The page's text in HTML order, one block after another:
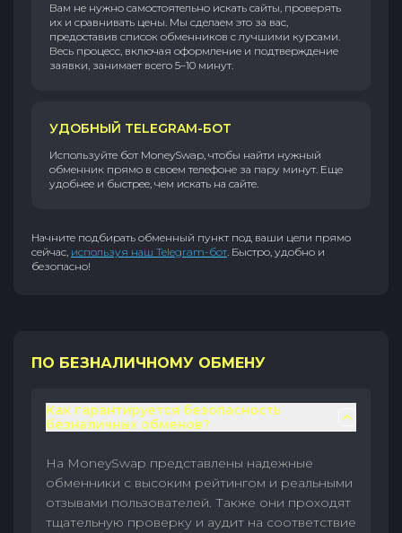
Вам не нужно самостоятельно искать сайты, проверять
их и сравнивать цены. Мы сделаем это за вас,
предоставив список обменников с лучшими курсами.
Весь процесс, включая оформление и подтверждение
заявки, занимает всего 5–10 минут.
УДОБНЫЙ TELEGRAM-БОТ
Используйте бот MoneySwap, чтобы найти нужный
обменник прямо в своем телефоне за пару минут. Еще
удобнее и быстрее, чем искать на сайте.
Начните подбирать обменный пункт под ваши цели прямо
сейчас, используя наш Telegram-бот. Быстро, удобно и
безопасно!
ПО БЕЗНАЛИЧНОМУ ОБМЕНУ
Как гарантируется безопасность
безналичных обменов?
На MoneySwap представлены надежные
обменники с высоким рейтингом и реальными
отзывами пользователей. Также они проходят
тщательную проверку и аудит на соответствие